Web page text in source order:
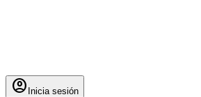
account_circle Inicia sesión